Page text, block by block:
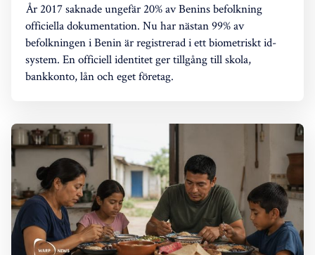
År 2017 saknade ungefär 20% av Benins befolkning
officiella dokumentation. Nu har nästan 99% av
befolkningen i Benin är registrerad i ett biometriskt id-
system. En officiell identitet ger tillgång till skola,
bankkonto, lån och eget företag.